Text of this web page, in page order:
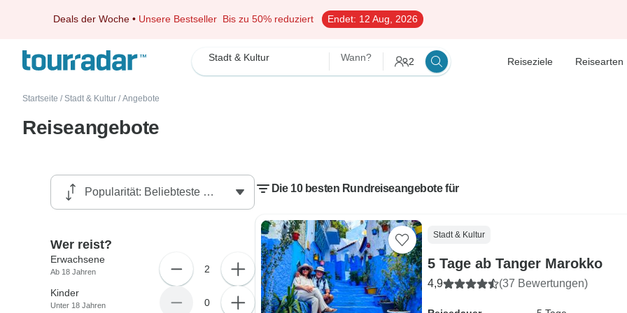
Deals der Woche • Unsere Bestseller Bis zu 50% reduziert Endet: 12 Aug, 2026
Stadt & Kultur Wann? 2 Reiseziele Reisearten
Startseite / Stadt & Kultur / Angebote
Reiseangebote
Die 10 besten Rundreiseangebote für
Stadt & Kultur
5 Tage ab Tanger Marokko
4,9 (37 Bewertungen)
Wer reist?
Erwachsene
Ab 18 Jahren 2
Kinder
Unter 18 Jahren 0